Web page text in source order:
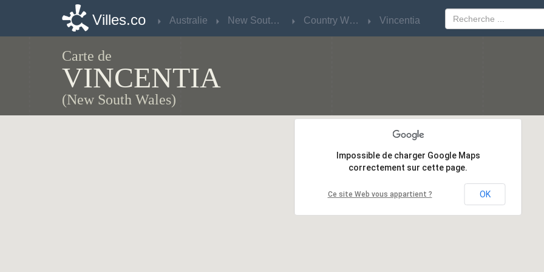
Villes.co Australie New South Wales Country West Vincentia
Carte de
VINCENTIA
(New South Wales)
Impossible de charger Google Maps
correctement sur cette page.
Ce site Web vous appartient ? OK
Impossible de charger Google Maps
correctement sur cette page.
Ce site Web vous appartient ? OK
Villes.co Australie New South Wales Country West Vincentia